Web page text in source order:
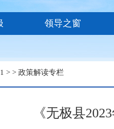
> > 政策解读专栏
《无极县